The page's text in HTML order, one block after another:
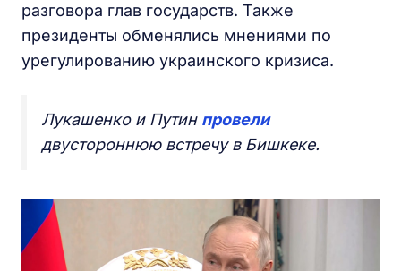
разговора глав государств. Также
президенты обменялись мнениями по
урегулированию украинского кризиса.
Лукашенко и Путин провели
двустороннюю встречу в Бишкеке.